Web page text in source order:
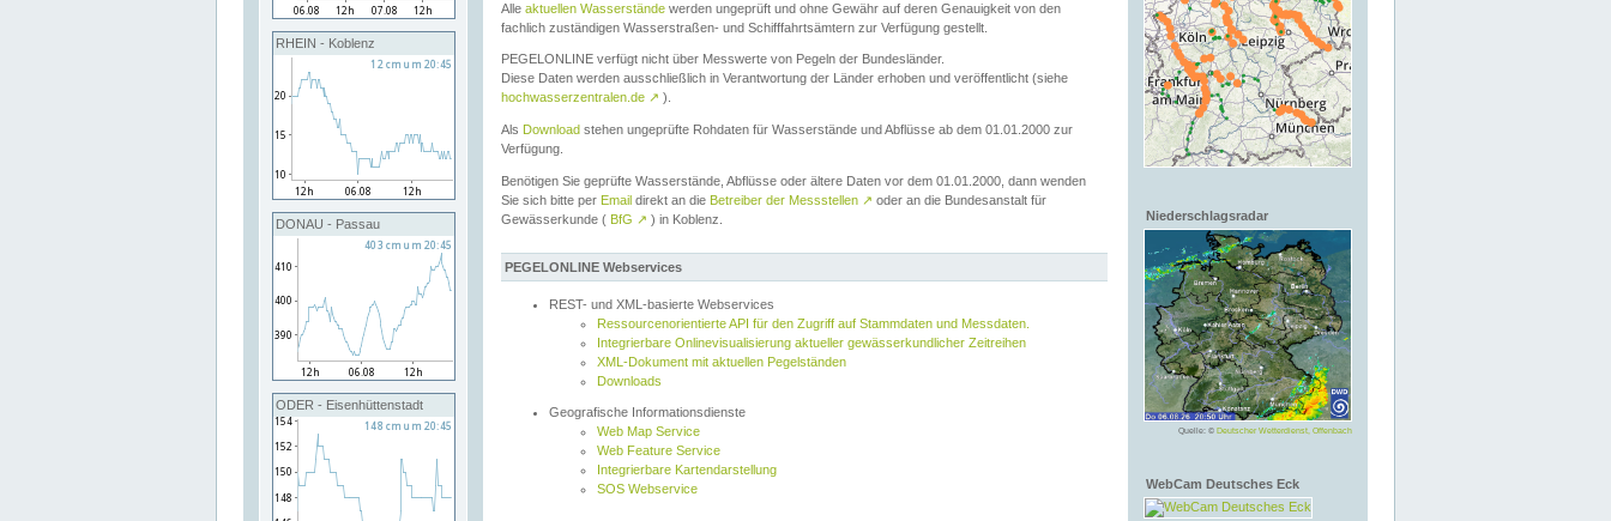
RHEIN - Koblenz
DONAU - Passau
ODER - Eisenhüttenstadt
Niederschlagsradar
Quelle: © Deutscher Wetterdienst, Offenbach
WebCam Deutsches Eck
Alle aktuellen Wasserstände werden ungeprüft und ohne Gewähr auf deren Genauigkeit von den
fachlich zuständigen Wasserstraßen- und Schifffahrtsämtern zur Verfügung gestellt.
PEGELONLINE verfügt nicht über Messwerte von Pegeln der Bundesländer.
Diese Daten werden ausschließlich in Verantwortung der Länder erhoben und veröffentlicht (siehe
hochwasserzentralen.de ↗ ).
Als Download stehen ungeprüfte Rohdaten für Wasserstände und Abflüsse ab dem 01.01.2000 zur
Verfügung.
Benötigen Sie geprüfte Wasserstände, Abflüsse oder ältere Daten vor dem 01.01.2000, dann wenden
Sie sich bitte per Email direkt an die Betreiber der Messstellen ↗ oder an die Bundesanstalt für
Gewässerkunde ( BfG ↗ ) in Koblenz.
PEGELONLINE Webservices
REST- und XML-basierte Webservices
Ressourcenorientierte API für den Zugriff auf Stammdaten und Messdaten.
Integrierbare Onlinevisualisierung aktueller gewässerkundlicher Zeitreihen
XML-Dokument mit aktuellen Pegelständen
Downloads
Geografische Informationsdienste
Web Map Service
Web Feature Service
Integrierbare Kartendarstellung
SOS Webservice